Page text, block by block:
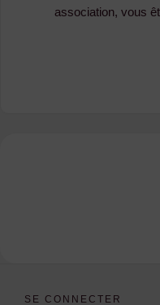
association, vous
SE CONNECTER